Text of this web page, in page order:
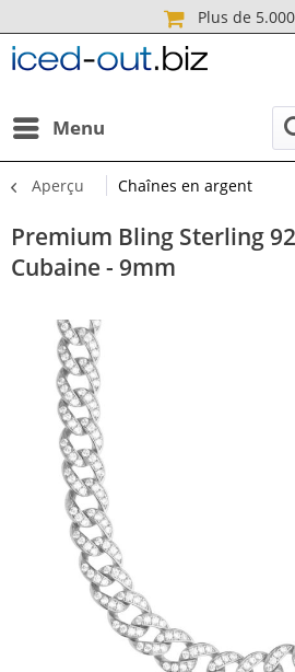
Menu
Aperçu Chaînes en argent
Premium Bling Sterling
Cubaine - 9mm